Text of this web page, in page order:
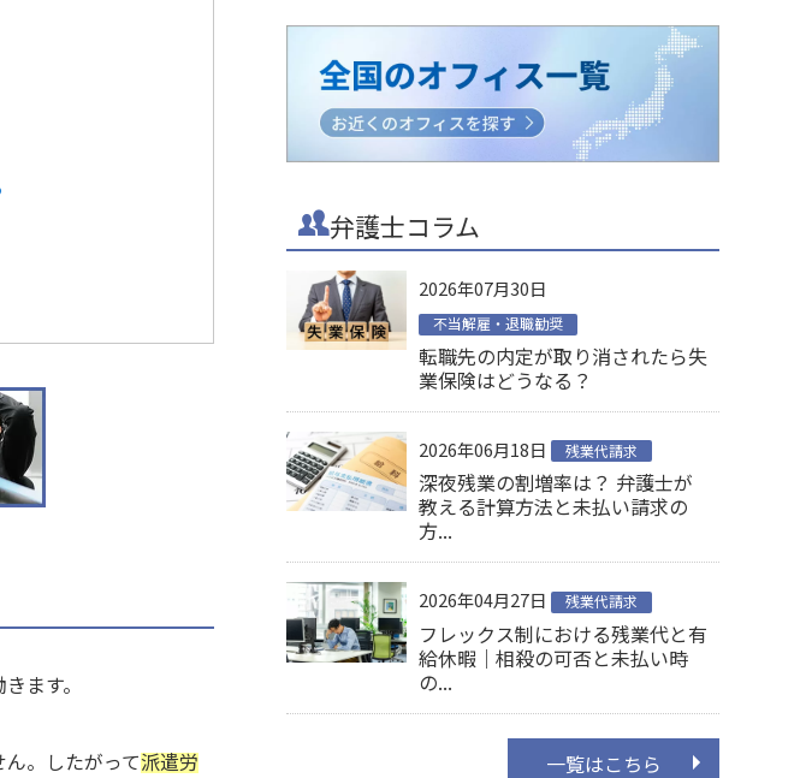
ます。
。したがって派遣労
弁護士コラム
2026年07月30日
不当解雇・退職勧奨
転職先の内定が取り消されたら失
業保険はどうなる？
2026年06月18日 残業代請求
深夜残業の割増率は？ 弁護士が
教える計算方法と未払い請求の
方...
2026年04月27日 残業代請求
フレックス制における残業代と有
給休暇｜相殺の可否と未払い時
の...
一覧はこちら